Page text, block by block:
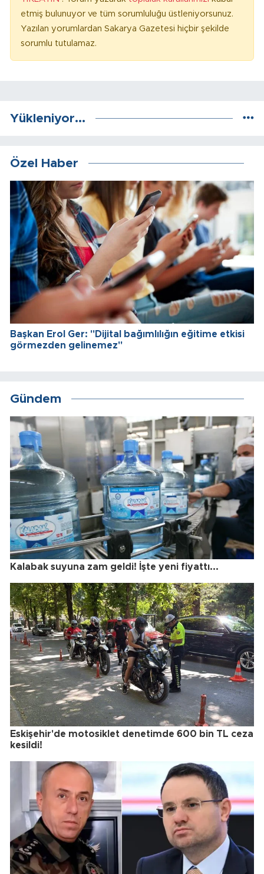
etmiş bulunuyor ve tüm sorumluluğu üstleniyorsunuz.
Yazılan yorumlardan Sakarya Gazetesi hiçbir şekilde
sorumlu tutulamaz.
Yükleniyor...
Özel Haber
Başkan Erol Ger: "Dijital bağımlılığın eğitime etkisi
görmezden gelinemez"
Gündem
Kalabak suyuna zam geldi! İşte yeni fiyattı...
Eskişehir'de motosiklet denetimde 600 bin TL ceza
kesildi!